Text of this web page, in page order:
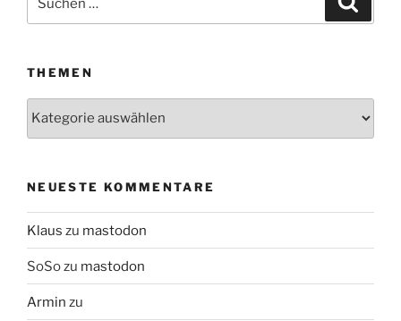
THEMEN
Themen
NEUESTE KOMMENTARE
Klaus zu mastodon
SoSozu mastodon
Armin zu